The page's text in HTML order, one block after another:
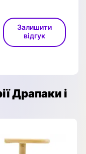
Залишити
відгук
Драпаки і